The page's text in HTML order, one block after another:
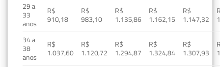
29 a
33
anos
R$
910,18
R$
983,10
R$
1.135,86
R$
1.162,15
R$
1.147,32
34 a
38
anos
R$
1.037,60
R$
1.120,72
R$
1.294,87
R$
1.324,84
R$
1.307,93